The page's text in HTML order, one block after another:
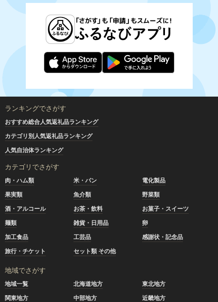
ランキングでさがす
おすすめ総合人気返礼品ランキング
カテゴリ別人気返礼品ランキング
人気自治体ランキング
カテゴリでさがす
肉・ハム類 米・パン
電化製品
果実類
魚介類
野菜類
酒・アルコール
お茶・飲料
お菓子・スイーツ
麺類
雑貨・日用品
卵
加工食品
工芸品
感謝状・記念品
旅行・チケット
セット類 その他
地域でさがす
地域一覧 北海道地方
東北地方
関東地方
中部地方
近畿地方